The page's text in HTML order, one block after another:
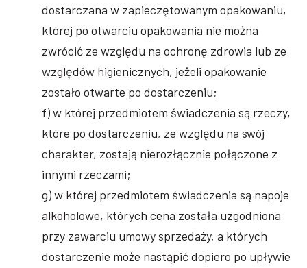
dostarczana w zapieczętowanym opakowaniu,
której po otwarciu opakowania nie można
zwrócić ze względu na ochronę zdrowia lub ze
względów higienicznych, jeżeli opakowanie
zostało otwarte po dostarczeniu;
f) w której przedmiotem świadczenia są rzeczy,
które po dostarczeniu, ze względu na swój
charakter, zostają nierozłącznie połączone z
innymi rzeczami;
g) w której przedmiotem świadczenia są napoje
alkoholowe, których cena została uzgodniona
przy zawarciu umowy sprzedaży, a których
dostarczenie może nastąpić dopiero po upływie